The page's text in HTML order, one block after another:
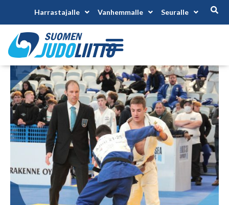
Harrastajalle Vanhemmalle Seuralle